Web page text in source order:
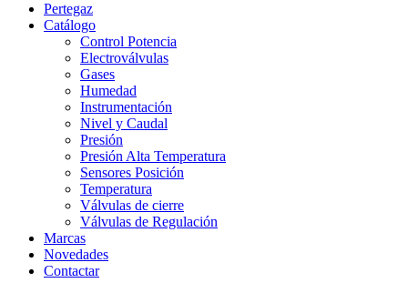
Pertegaz
Catálogo
Control Potencia
Electroválvulas
Gases
Humedad
Instrumentación
Nivel y Caudal
Presión
Presión Alta Temperatura
Sensores Posición
Temperatura
Válvulas de cierre
Válvulas de Regulación
Marcas
Novedades
Contactar